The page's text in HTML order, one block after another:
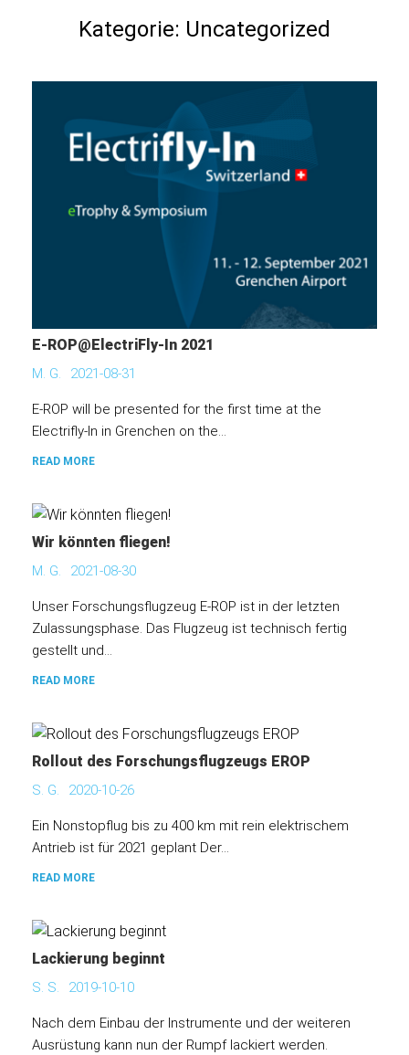
Kategorie: Uncategorized
E-ROP@ElectriFly-In 2021
M. G. 2021-08-31
E-ROP will be presented for the first time at the
Electrifly-In in Grenchen on the...
READ MORE
Wir könnten fliegen!
M. G. 2021-08-30
Unser Forschungsflugzeug E-ROP ist in der letzten
Zulassungsphase. Das Flugzeug ist technisch fertig
gestellt und...
READ MORE
Rollout des Forschungsflugzeugs EROP
S. G. 2020-10-26
Ein Nonstopflug bis zu 400 km mit rein elektrischem
Antrieb ist für 2021 geplant Der...
READ MORE
Lackierung beginnt
S. S. 2019-10-10
Nach dem Einbau der Instrumente und der weiteren
Ausrüstung kann nun der Rumpf lackiert werden.